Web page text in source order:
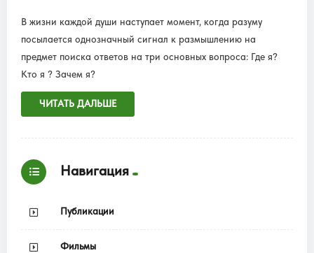
В жизни каждой души наступает момент, когда разуму
посылается однозначный сигнал к размышлению на
предмет поиска ответов на три основных вопроса: Где я?
Кто я ? Зачем я?
ЧИТАТЬ ДАЛЬШЕ
Навигация
Публикации
Фильмы